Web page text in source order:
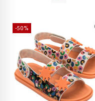
-50%